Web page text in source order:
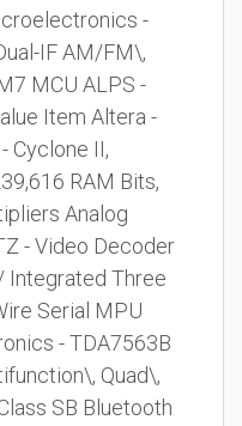
-
IF AM/FM\,
MCU ALPS -
Item Altera -
Cyclone II,
RAM Bits,
Analog
- Video Decoder
Integrated Three
Serial MPU
- TDA7563B
Quad\,
SB Bluetooth